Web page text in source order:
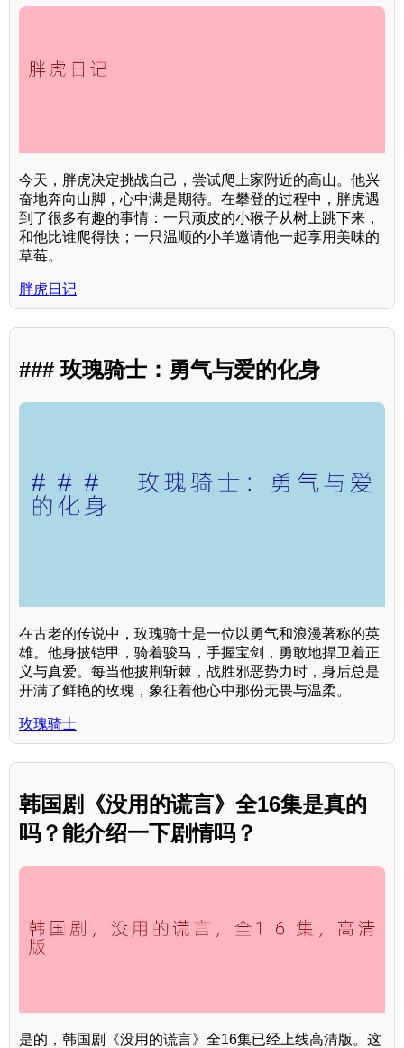
今天，胖虎决定挑战自己，尝试爬上家附近的高山。他兴
奋地奔向山脚，心中满是期待。在攀登的过程中，胖虎遇
到了很多有趣的事情：一只顽皮的小猴子从树上跳下来，
和他比谁爬得快；一只温顺的小羊邀请他一起享用美味的
草莓。
胖虎日记
### 玫瑰骑士：勇气与爱的化身
在古老的传说中，玫瑰骑士是一位以勇气和浪漫著称的英
雄。他身披铠甲，骑着骏马，手握宝剑，勇敢地捍卫着正
义与真爱。每当他披荆斩棘，战胜邪恶势力时，身后总是
开满了鲜艳的玫瑰，象征着他心中那份无畏与温柔。
玫瑰骑士
韩国剧《没用的谎言》全16集是真的
吗？能介绍一下剧情吗？
是的，韩国剧《没用的谎言》全16集已经上线高清版。这